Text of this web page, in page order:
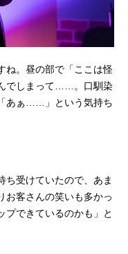
ね。昼の部で「ここは怪
でしまって……。口馴染
あぁ……」という気持ち
ち受けていたので、あま
お客さんの笑いも多かっ
プできているのかも」と